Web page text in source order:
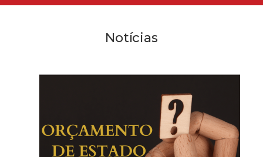
Notícias